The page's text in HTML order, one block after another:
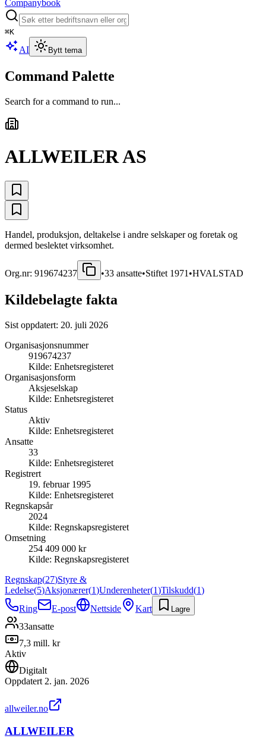
Companybook
⌘K
AI Bytt tema
Command Palette
Search for a command to run...
ALLWEILER AS
Handel, produksjon, deltakelse i andre selskaper og foretak og
dermed beslektet virksomhet.
Org.nr: 919674237 •33 ansatte•Stiftet 1971 •HVALSTAD
Kildebelagte fakta
Sist oppdatert: 20. juli 2026
Organisasjonsnummer
919674237
Kilde: Enhetsregisteret
Organisasjonsform
Aksjeselskap
Kilde: Enhetsregisteret
Status
Aktiv
Kilde: Enhetsregisteret
Ansatte
33
Kilde: Enhetsregisteret
Registrert
19. februar 1995
Kilde: Enhetsregisteret
Regnskapsår
2024
Kilde: Regnskapsregisteret
Omsetning
254 409 000 kr
Kilde: Regnskapsregisteret
Regnskap(27)Styre &
Ledelse(5)Aksjonærer(1)Underenheter(1)Tilskudd(1)
Ring
E-post Nettside Kart Lagre
33ansatte
7,3 mill. kr
Aktiv
Digitalt
Oppdatert 2. jan. 2026
allweiler.no
ALLWEILER